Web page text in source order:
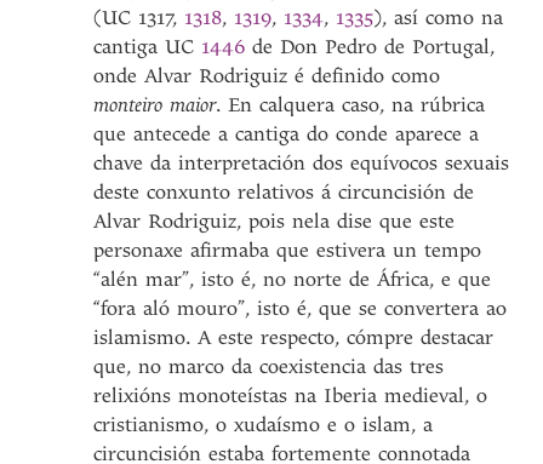
(UC 1317, 1318, 1319, 1334, 1335), así como na
cantiga UC 1446 de Don Pedro de Portugal,
onde Alvar Rodriguiz é definido como
monteiro maior. En calquera caso, na rúbrica
que antecede a cantiga do conde aparece a
chave da interpretación dos equívocos sexuais
deste conxunto relativos á circuncisión de
Alvar Rodriguiz, pois nela dise que este
personaxe afirmaba que estivera un tempo
“alén mar”, isto é, no norte de África, e que
“fora aló mouro”, isto é, que se convertera ao
islamismo. A este respecto, cómpre destacar
que, no marco da coexistencia das tres
relixións monoteístas na Iberia medieval, o
cristianismo, o xudaísmo e o islam, a
circuncisión estaba fortemente connotada